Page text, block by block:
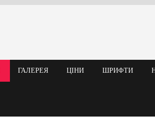
ГАЛЕРЕЯ ЦІНИ ШРИФТИ